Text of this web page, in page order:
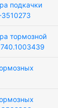
подкачки
тормозной